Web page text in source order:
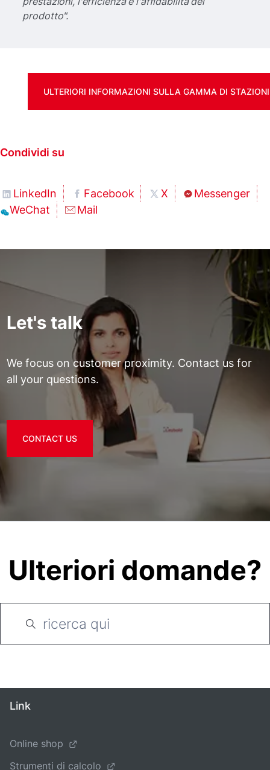
prodotto".
ULTERIORI INFORMAZIONI SULLA GAMMA DI
Condividi su
LinkedIn Facebook X
Messenger
WeChat
Mail
Let's talk
We focus on customer proximity. Contact us for
all your questions.
CONTACT US
Ulteriori domande?
Link
Online shop
Strumenti di calcolo